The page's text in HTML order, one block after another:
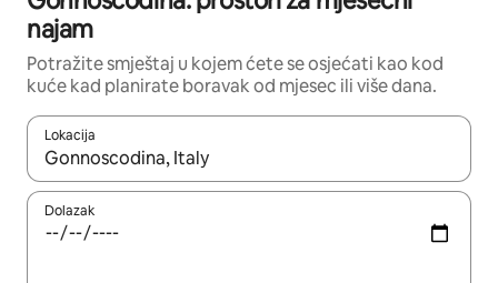
najam
Potražite smještaj u kojem ćete se osjećati kao kod
kuće kad planirate boravak od mjesec ili više dana.
Lokacija
Kada budu dostupni rezultati, moći ćete ih pregledati
Dolazak